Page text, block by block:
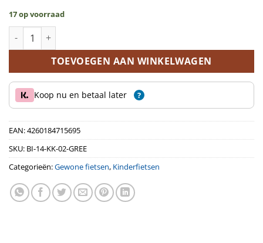
17 op voorraad
Bikestar kinderfiets Classic 14 inch groen aantal
TOEVOEGEN AAN WINKELWAGEN
Koop nu en betaal later ?
EAN:4260184715695
SKU: BI-14-KK-02-GREE
Categorieën:Gewone fietsen, Kinderfietsen